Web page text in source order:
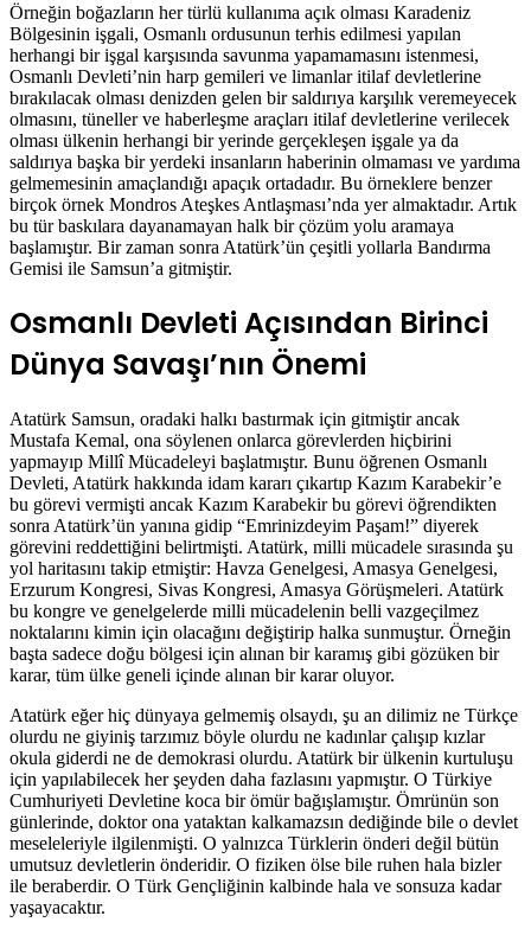
Örneğin boğazların her türlü kullanıma açık olması Karadeniz
Bölgesinin işgali, Osmanlı ordusunun terhis edilmesi yapılan
herhangi bir işgal karşısında savunma yapamamasını istenmesi,
Osmanlı Devleti’nin harp gemileri ve limanlar itilaf devletlerine
bırakılacak olması denizden gelen bir saldırıya karşılık veremeyecek
olmasını, tüneller ve haberleşme araçları itilaf devletlerine verilecek
olması ülkenin herhangi bir yerinde gerçekleşen işgale ya da
saldırıya başka bir yerdeki insanların haberinin olmaması ve yardıma
gelmemesinin amaçlandığı apaçık ortadadır. Bu örneklere benzer
birçok örnek Mondros Ateşkes Antlaşması’nda yer almaktadır. Artık
bu tür baskılara dayanamayan halk bir çözüm yolu aramaya
başlamıştır. Bir zaman sonra Atatürk’ün çeşitli yollarla Bandırma
Gemisi ile Samsun’a gitmiştir.
Osmanlı Devleti Açısından Birinci
Dünya Savaşı’nın Önemi
Atatürk Samsun, oradaki halkı bastırmak için gitmiştir ancak
Mustafa Kemal, ona söylenen onlarca görevlerden hiçbirini
yapmayıp Millî Mücadeleyi başlatmıştır. Bunu öğrenen Osmanlı
Devleti, Atatürk hakkında idam kararı çıkartıp Kazım Karabekir’e
bu görevi vermişti ancak Kazım Karabekir bu görevi öğrendikten
sonra Atatürk’ün yanına gidip “Emrinizdeyim Paşam!” diyerek
görevini reddettiğini belirtmişti. Atatürk, milli mücadele sırasında şu
yol haritasını takip etmiştir: Havza Genelgesi, Amasya Genelgesi,
Erzurum Kongresi, Sivas Kongresi, Amasya Görüşmeleri. Atatürk
bu kongre ve genelgelerde milli mücadelenin belli vazgeçilmez
noktalarını kimin için olacağını değiştirip halka sunmuştur. Örneğin
başta sadece doğu bölgesi için alınan bir karamış gibi gözüken bir
karar, tüm ülke geneli içinde alınan bir karar oluyor.
Atatürk eğer hiç dünyaya gelmemiş olsaydı, şu an dilimiz ne Türkçe
olurdu ne giyiniş tarzımız böyle olurdu ne kadınlar çalışıp kızlar
okula giderdi ne de demokrasi olurdu. Atatürk bir ülkenin kurtuluşu
için yapılabilecek her şeyden daha fazlasını yapmıştır. O Türkiye
Cumhuriyeti Devletine koca bir ömür bağışlamıştır. Ömrünün son
günlerinde, doktor ona yataktan kalkamazsın dediğinde bile o devlet
meseleleriyle ilgilenmişti. O yalnızca Türklerin önderi değil bütün
umutsuz devletlerin önderidir. O fiziken ölse bile ruhen hala bizler
ile beraberdir. O Türk Gençliğinin kalbinde hala ve sonsuza kadar
yaşayacaktır.